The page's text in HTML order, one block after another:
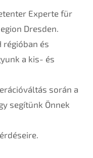
Experte für
Dresden.
régióban és
a kis- és
során a
segítünk Önnek